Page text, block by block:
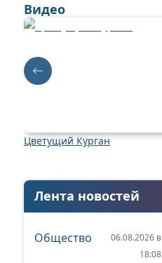
Видео
Цветущий Курган
Лента новостей
Общество
06.08.2026 в
18:08